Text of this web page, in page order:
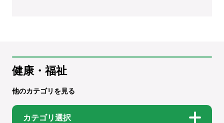
健康・福祉
他のカテゴリを見る
カテゴリ選択